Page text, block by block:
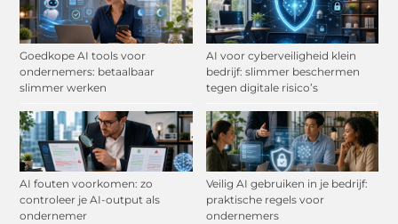
Goedkope AI tools voor
ondernemers: betaalbaar
slimmer werken
AI voor cyberveiligheid klein
bedrijf: slimmer beschermen
tegen digitale risico’s
AI fouten voorkomen: zo
controleer je AI-output als
ondernemer
Veilig AI gebruiken in je bedrijf:
praktische regels voor
ondernemers